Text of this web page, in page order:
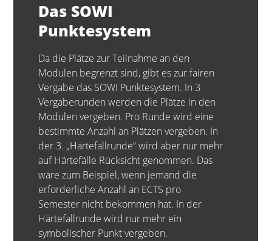
Das SOWI
Punktesystem
Da die Plätze zur Teilnahme an den
Modulen begrenzt sind, gibt es zur fairen
Vergabe das SOWI Punktesystem. In 3
Vergaberunden werden die Plätze in den
Modulen vergeben. Pro Runde wird eine
bestimmte Anzahl an Plätzen vergeben. In
der 3. „Härtefallrunde“ wird aber nur mehr
auf Härtefälle Rücksicht genommen. Das
wäre zum Beispiel, wenn jemand die
erforderliche Anzahl an ECTS pro
Semester nicht bekommen hat. In der
Härtefallrunde wird nur mehr ein
symbolischer Punkt vergeben.